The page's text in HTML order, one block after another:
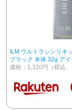
ILM ウルトラシンリキ
ブラック 本体 32g ア
価格：1,320円（税込